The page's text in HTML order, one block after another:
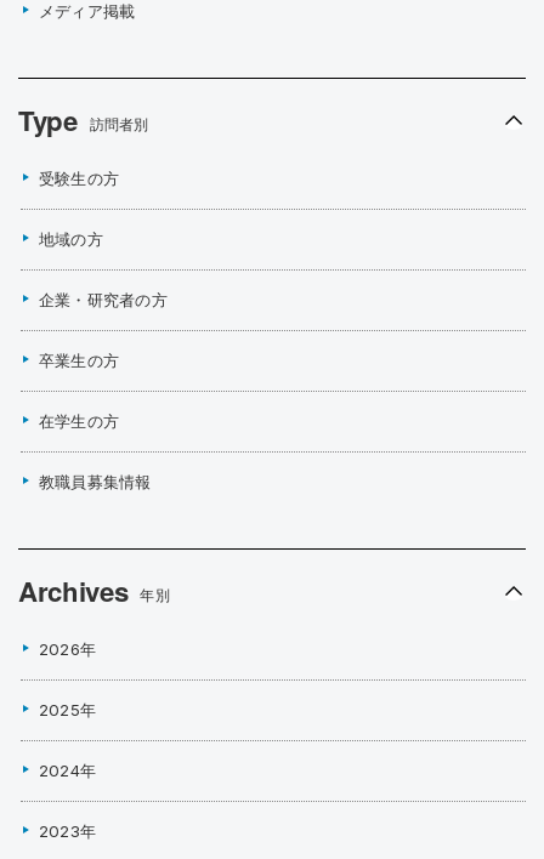
メディア掲載
Type 訪問者別
受験生の方
地域の方
企業・研究者の方
卒業生の方
在学生の方
教職員募集情報
Archives 年別
2026年
2025年
2024年
2023年